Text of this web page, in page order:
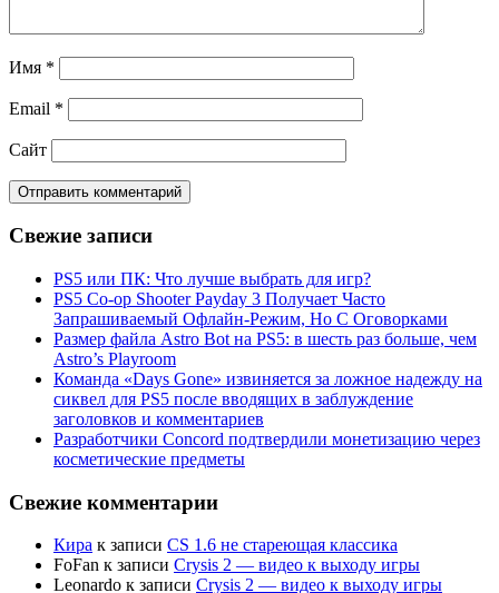
Имя *
Email *
Сайт
Свежие записи
PS5 или ПК: Что лучше выбрать для игр?
PS5 Co-op Shooter Payday 3 Получает Часто
Запрашиваемый Офлайн-Режим, Но С Оговорками
Размер файла Astro Bot на PS5: в шесть раз больше, чем
Astro’s Playroom
Команда «Days Gone» извиняется за ложное надежду на
сиквел для PS5 после вводящих в заблуждение
заголовков и комментариев
Разработчики Concord подтвердили монетизацию через
косметические предметы
Свежие комментарии
Кира к записи CS 1.6 не стареющая классика
FoFan к записи Crysis 2 — видео к выходу игры
Leonardo к записи Crysis 2 — видео к выходу игры